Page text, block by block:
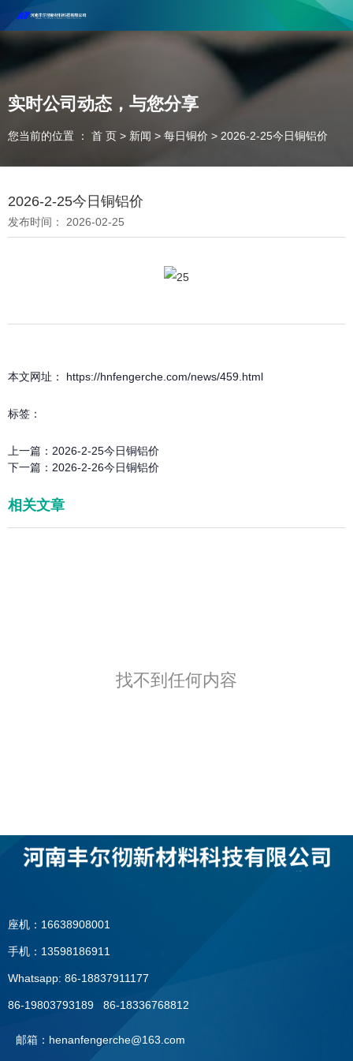
河南丰尔彻新材料科技有限公司欢迎合作咨询！
联系电话：18037947756
实时公司动态，与您分享
您当前的位置 ： 首 页 > 新闻 > 每日铜价 > 2026-2-25今日铜铝价
2026-2-25今日铜铝价
发布时间： 2026-02-25
本文网址： https://hnfengerche.com/news/459.html
标签：
上一篇： 2026-2-25今日铜铝价
下一篇： 2026-2-26今日铜铝价
相关文章
找不到任何内容
座机：16638908001
手机：13598186911
Whatsapp: 86-18837911177
86-19803793189 86-18336768812
邮箱：henanfengerche@163.com